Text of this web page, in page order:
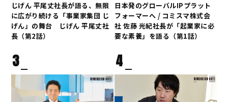
じげん 平尾丈社長が語る、無限
に広がり続ける「事業家集団 じ
げん」の舞台 じげん 平尾丈社
長（第2話）
日本発のグローバルIPプラット
フォーマーへ / コミスマ株式会
社 佐藤 光紀社長が「起業家に必
要な素養」を語る（第1話）
3 4